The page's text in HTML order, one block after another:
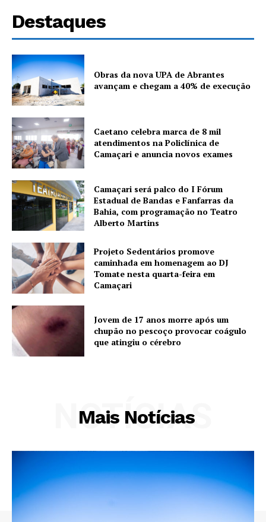
Destaques
Obras da nova UPA de Abrantes
avançam e chegam a 40% de execução
Caetano celebra marca de 8 mil
atendimentos na Policlínica de
Camaçari e anuncia novos exames
Camaçari será palco do I Fórum
Estadual de Bandas e Fanfarras da
Bahia, com programação no Teatro
Alberto Martins
Projeto Sedentários promove
caminhada em homenagem ao DJ
Tomate nesta quarta-feira em
Camaçari
Jovem de 17 anos morre após um
chupão no pescoço provocar coágulo
que atingiu o cérebro
Mais Notícias
NOTÍCIAS